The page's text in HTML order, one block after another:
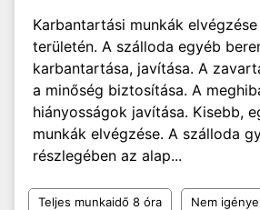
Karbantartási munkák
területén. A szálloda egyéb
karbantartása, javítása. A
a minőség biztosítása. A
hiányosságok javítása. Kisebb,
munkák elvégzése. A szálloda
részlegében az alap...
Teljes munkaidő 8 óra Nem